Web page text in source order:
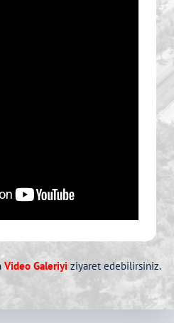
Video Galeriyi ziyaret edebilirsiniz.